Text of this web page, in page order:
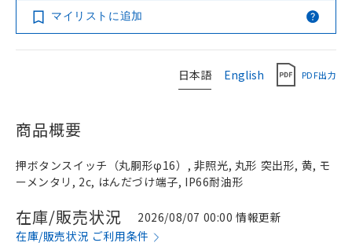
マイリストに追加
日本語 English PDF出力
商品概要
押ボタンスイッチ（丸胴形φ16）, 非照光, 丸形 突出形, 黄, モ
ーメンタリ, 2c, はんだづけ端子, IP66耐油形
在庫/販売状況
2026/08/07 00:00 情報更新
在庫/販売状況 ご利用条件